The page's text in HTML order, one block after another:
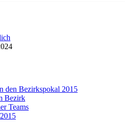
den Bezirkspokal 2015
Bezirk
Teams